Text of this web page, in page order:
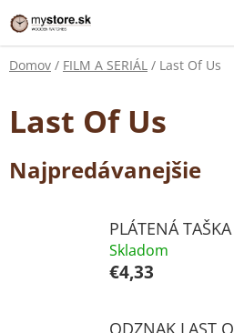
Prejsť
na
obsah
Domov / FILM A SERIÁL / Last Of Us
Last Of Us
Najpredávanejšie
PLÁTENÁ
Skladom
€4,33
ODZNAK LAST